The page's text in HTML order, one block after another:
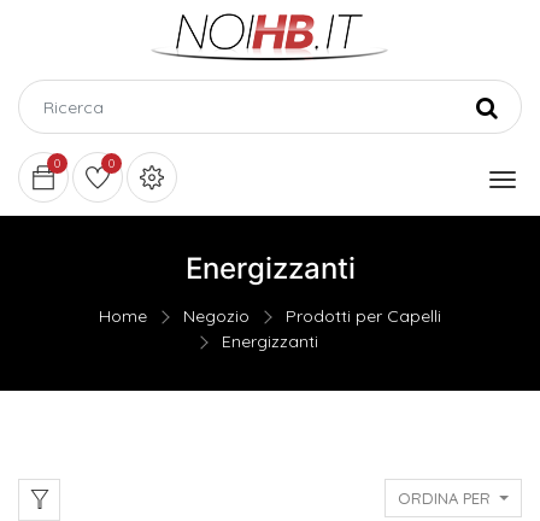
0 0
Energizzanti
Home Negozio
Prodotti per Capelli
Energizzanti
ORDINA PER